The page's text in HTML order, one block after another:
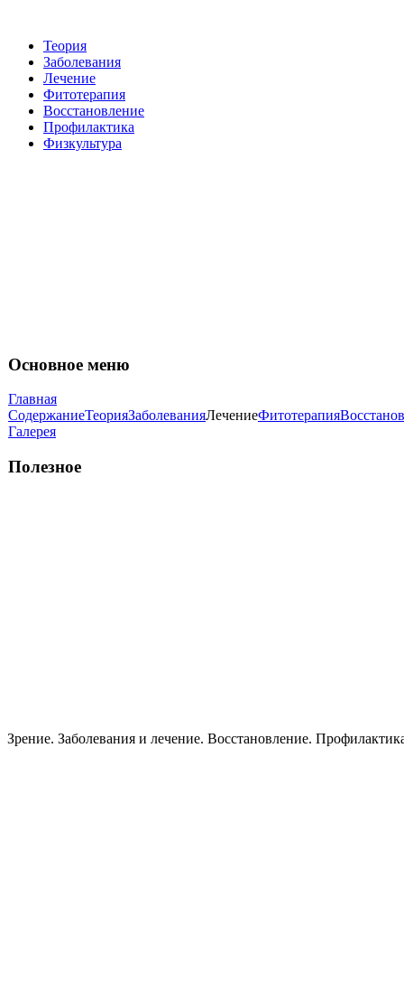
Теория
Заболевания
Лечение
Фитотерапия
Восстановление
Пpoфилактикa
Физкультура
Основное меню
Главная
СодержаниеТеорияЗаболеванияЛечениеФитотерапия
Галерея
Полезное
Зрение. Заболевания и лечение. Восстановление.